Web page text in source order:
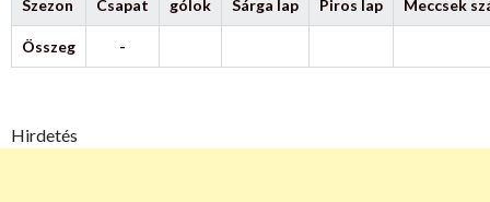
Szezon Csapat gólok Sárga lap Piros lap Meccsek
Összeg -
Hirdetés